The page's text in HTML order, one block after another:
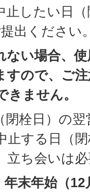
止したい日
出ください
ない場合、
すので、ご
ません。
閉栓日）の
止する日（
立ち会いは
末年始（